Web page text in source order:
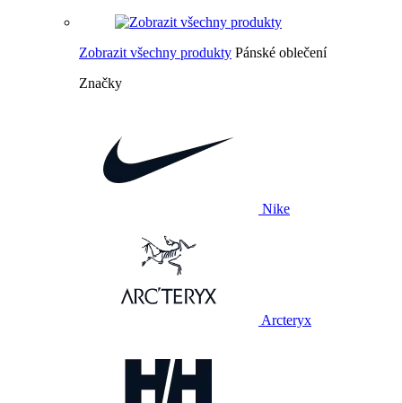
Zobrazit všechny produkty Pánské oblečení
Značky
Nike
Arcteryx